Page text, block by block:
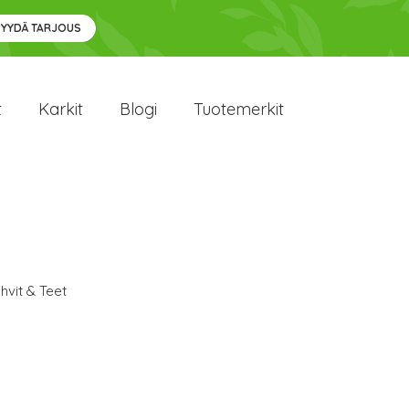
TARJOUS
Karkit Blogi Tuotemerkit
& Teet